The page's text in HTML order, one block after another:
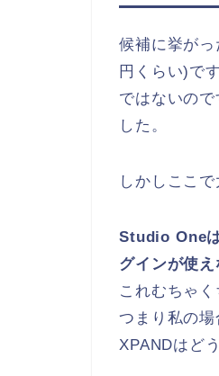
候補に挙が
円くらい)で
ではないの
した。
しかしここで
Studio One
グインが使え
これむちゃ
つまり私の場
XPANDはど